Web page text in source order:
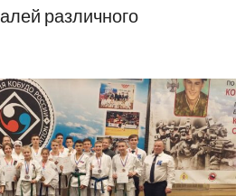
различного